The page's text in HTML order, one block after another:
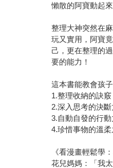
懶散的阿寶動起
整理大神突然在
玩又實用，阿寶
己，更在整理的
要的能力！
這本書能教會孩子
1.整理收納的訣竅
2.深入思考的決斷
3.自動自發的行動
4.珍惜事物的溫
《看漫畫輕鬆學
花兒媽媽：「我